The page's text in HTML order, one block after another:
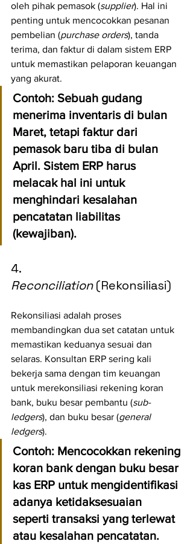
oleh pihak pemasok (supplier). Hal ini
penting untuk mencocokkan pesanan
pembelian (purchase orders), tanda
terima, dan faktur di dalam sistem ERP
untuk memastikan pelaporan keuangan
yang akurat.
Contoh: Sebuah gudang
menerima inventaris di bulan
Maret, tetapi faktur dari
pemasok baru tiba di bulan
April. Sistem ERP harus
melacak hal ini untuk
menghindari kesalahan
pencatatan liabilitas
(kewajiban).
4.
Reconciliation (Rekonsiliasi)
Rekonsiliasi adalah proses
membandingkan dua set catatan untuk
memastikan keduanya sesuai dan
selaras. Konsultan ERP sering kali
bekerja sama dengan tim keuangan
untuk merekonsiliasi rekening koran
bank, buku besar pembantu (sub-
ledgers), dan buku besar (general
ledgers).
Contoh: Mencocokkan rekening
koran bank dengan buku besar
kas ERP untuk mengidentifikasi
adanya ketidaksesuaian
seperti transaksi yang terlewat
atau kesalahan pencatatan.